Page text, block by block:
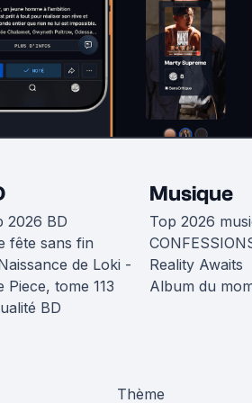
2026 BD
fête sans fin
de Loki -
Piece, tome 113
BD
Musique
Top 2026
Reality Awaits
Album du
Thème